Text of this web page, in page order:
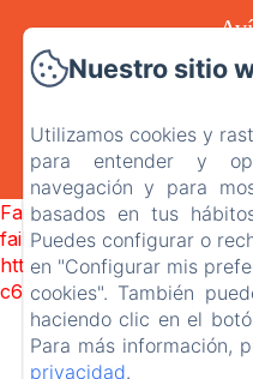
EN
Failed to load
failed. (missing:
https://
c6e932f9d3d27b65-
Nuestro sitio
Utilizamos cookies y
para entender y
navegación y para
basados en tus
Puedes configurar o
en "Configurar mis
cookies". También
haciendo clic en el
Para más información,
privacidad.